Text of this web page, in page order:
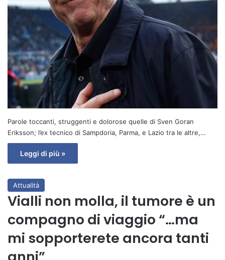
Parole toccanti, struggenti e dolorose quelle di Sven Goran
Eriksson; l’ex tecnico di Sampdoria, Parma, e Lazio tra le altre,…
Leggi di più »
Attualità
Vialli non molla, il tumore è un
compagno di viaggio “…ma
mi sopporterete ancora tanti